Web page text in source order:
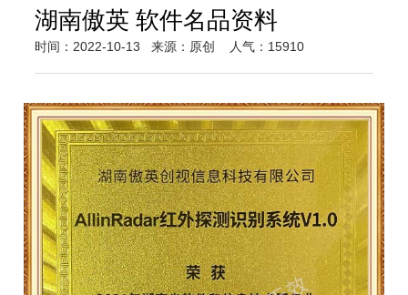
湖南傲英 软件名品资料
时间：2022-10-13 来源：原创 人气：15910